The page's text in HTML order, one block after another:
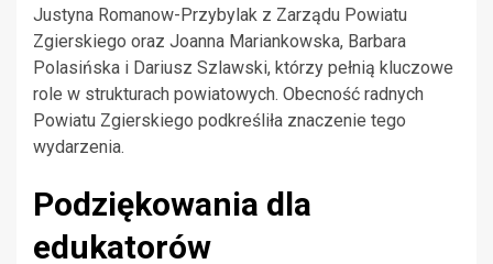
Justyna Romanow-Przybylak z Zarządu Powiatu
Zgierskiego oraz Joanna Mariankowska, Barbara
Polasińska i Dariusz Szlawski, którzy pełnią kluczowe
role w strukturach powiatowych. Obecność radnych
Powiatu Zgierskiego podkreśliła znaczenie tego
wydarzenia.
Podziękowania dla
edukatorów